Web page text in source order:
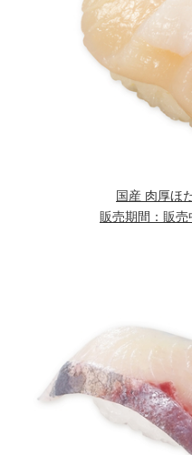
国産 肉厚ほ
販売期間：販売